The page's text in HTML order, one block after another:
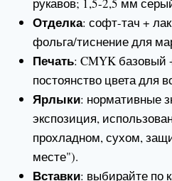
Отделка: софт-тач +
фольга/тиснение для
Печать: CMYK базовый
постоянство цвета для
Ярлыки: нормативные
экспозиция,
прохладном, сухом,
месте").
Вставки: выбирайте по